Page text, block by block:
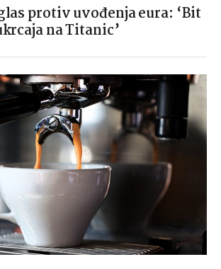
protiv uvođenja eura: ‘Bit
na Titanic’